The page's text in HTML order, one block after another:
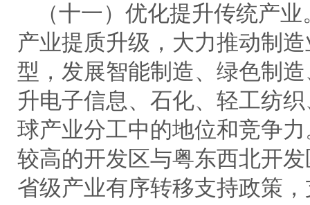
（十一）优化提升传统产
产业提质升级，大力推动制
型，发展智能制造、绿色制
升电子信息、石化、轻工纺
球产业分工中的地位和竞争
较高的开发区与粤东西北开
省级产业有序转移支持政策